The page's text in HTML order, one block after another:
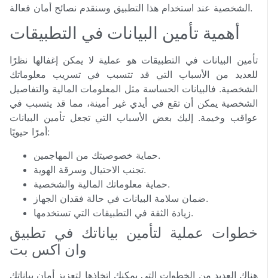
الشخصية عند استخدام هذا التطبيق وسنقدم نصائح أمان فعالة.
أهمية تأمين البيانات في التطبيقات
تأمين البيانات في التطبيقات هو عملية لا يمكن إغفالها نظرًا
للعديد من الأسباب التي قد تتسبب في تسريب معلوماتك
الشخصية. فالبيانات الحساسة مثل المعلومات المالية والتفاصيل
الشخصية يمكن أن تقع في أيدي غير أمينة، مما قد يتسبب في
عواقب وخيمة. إليك بعض الأسباب التي تجعل تأمين البيانات
أمرًا حيويًا:
حماية خصوصيتك من المهاجمين.
تجنب الاحتيال وسرقة الهوية.
حماية معلوماتك المالية والشخصية.
ضمان سلامة البيانات في حالة فقدان الجهاز.
زيادة الثقة في التطبيقات التي تستخدمها.
خطوات عملية لتأمين بياناتك في تطبيق
وان اكس بت
هناك العديد من الخطوات التي يمكنك اتخاذها لتعزيز أمان بياناتك